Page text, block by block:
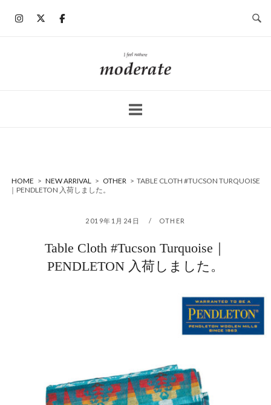
ホ
ー
HOME > NEW ARRIVAL > OTHER > TABLE CLOTH #TUCSON TURQUOISE
｜PENDLETON 入荷しました。
2019年1月24日 OTHER
Table Cloth #Tucson Turquoise｜
PENDLETON 入荷しました。